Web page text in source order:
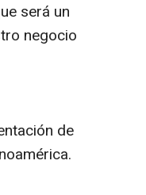
será un
negocio
de